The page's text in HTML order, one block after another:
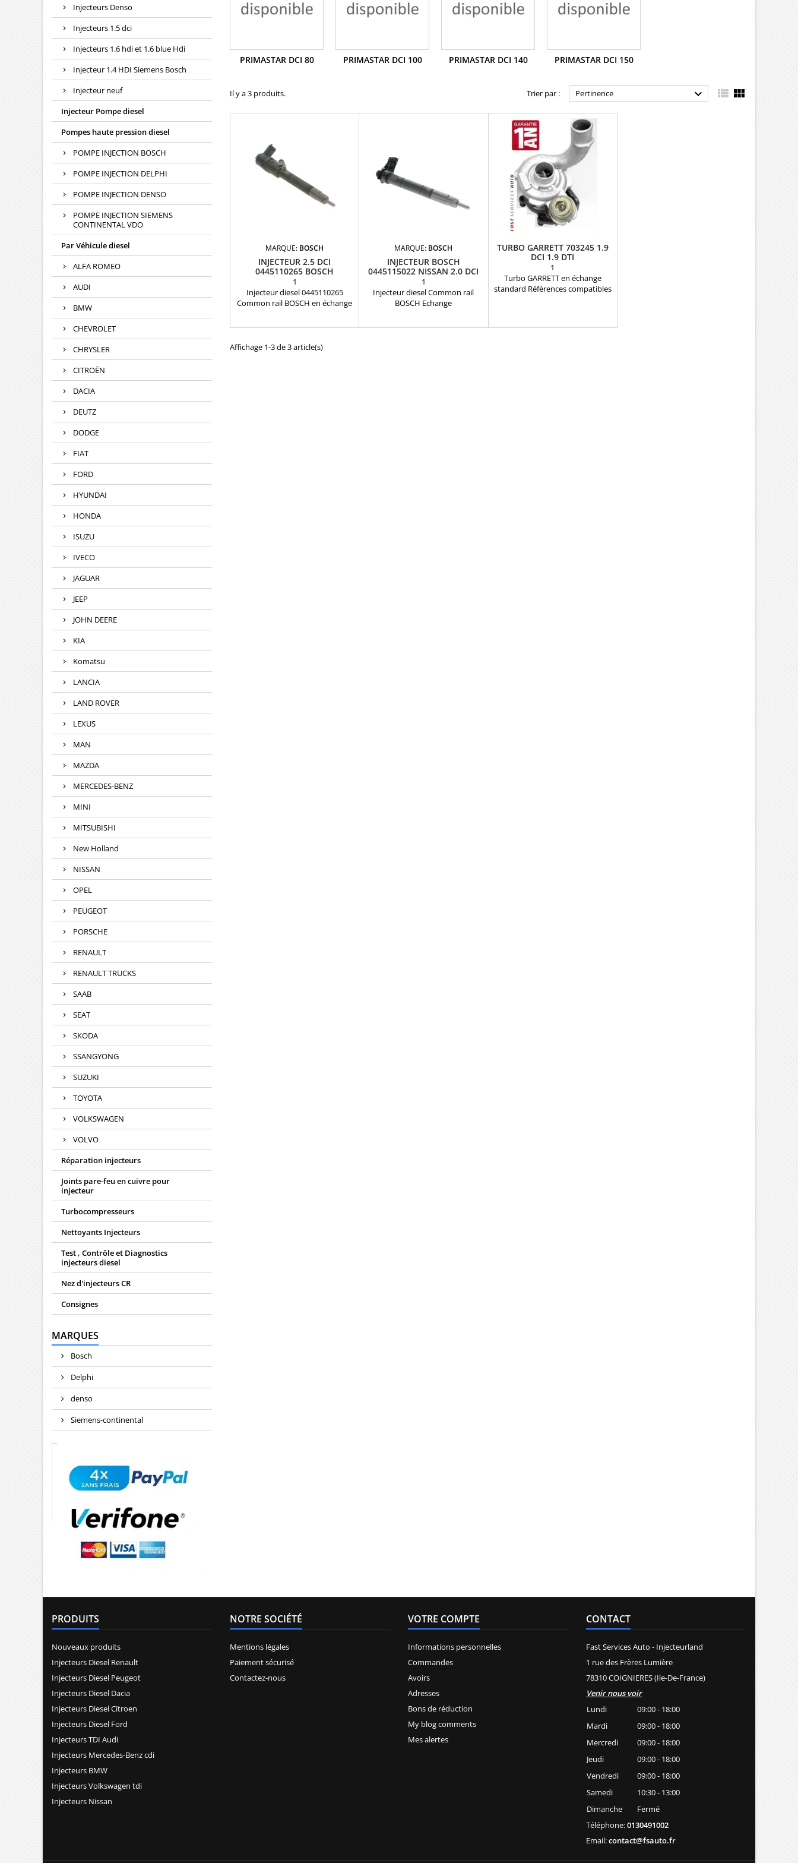
Injecteurs Denso
Injecteurs 1.5 dci
Injecteurs 1.6 hdi et 1.6 blue Hdi
Injecteur 1.4 HDI Siemens Bosch
Injecteur neuf
Injecteur Pompe diesel
Pompes haute pression diesel
POMPE INJECTION BOSCH
POMPE INJECTION DELPHI
POMPE INJECTION DENSO
POMPE INJECTION SIEMENS
CONTINENTAL VDO
Par Véhicule diesel
ALFA ROMEO
AUDI
BMW
CHEVROLET
CHRYSLER
CITROËN
DACIA
DEUTZ
DODGE
FIAT
FORD
HYUNDAI
HONDA
ISUZU
IVECO
JAGUAR
JEEP
JOHN DEERE
KIA
Komatsu
LANCIA
LAND ROVER
LEXUS
MAN
MAZDA
MERCEDES-BENZ
MINI
MITSUBISHI
New Holland
NISSAN
OPEL
PEUGEOT
PORSCHE
RENAULT
RENAULT TRUCKS
SAAB
SEAT
SKODA
SSANGYONG
SUZUKI
TOYOTA
VOLKSWAGEN
VOLVO
Réparation injecteurs
Joints pare-feu en cuivre pour
injecteur
Turbocompresseurs
Nettoyants Injecteurs
Test , Contrôle et Diagnostics
injecteurs diesel
Nez d'injecteurs CR
Consignes
MARQUES
Bosch
Delphi
denso
Siemens-continental
PRIMASTAR DCI 80 PRIMASTAR DCI 100 PRIMASTAR DCI 140 PRIMASTAR DCI 150
Il y a 3 produits. Trier par : Pertinence   
MARQUE: BOSCH
INJECTEUR 2.5 DCI
0445110265 BOSCH
1
Injecteur diesel 0445110265
Common rail BOSCH en échange
435 170 , 7701477325 ,
MARQUE: BOSCH
INJECTEUR BOSCH
0445115022 NISSAN 2.0 DCI
8200409395 1660000Q0A
1
Injecteur diesel Common rail
BOSCH Echange
TURBO GARRETT 703245 1.9
DCI 1.9 DTI
1
Turbo GARRETT en échange
standard Références compatibles
Affichage 1-3 de 3 article(s)
PRODUITS
Nouveaux produits
Injecteurs Diesel Renault
Injecteurs Diesel Peugeot
Injecteurs Diesel Dacia
Injecteurs Diesel Citroen
Injecteurs Diesel Ford
Injecteurs TDI Audi
Injecteurs Mercedes-Benz cdi
Injecteurs BMW
Injecteurs Volkswagen tdi
Injecteurs Nissan
NOTRE SOCIÉTÉ
Mentions légales
Paiement sécurisé
Contactez-nous
VOTRE COMPTE
Informations personnelles
Commandes
Avoirs
Adresses
Bons de réduction
My blog comments
Mes alertes
CONTACT
Fast Services Auto - Injecteurland
1 rue des Frères Lumière
78310 COIGNIERES (Ile-De-France)
Venir nous voir
Lundi
09:00 - 18:00
Mardi
09:00 - 18:00
Mercredi
09:00 - 18:00
Jeudi
09:00 - 18:00
Vendredi
09:00 - 18:00
Samedi
10:30 - 13:00
Dimanche
Fermé
Téléphone:0130491002
Email:contact@fsauto.fr